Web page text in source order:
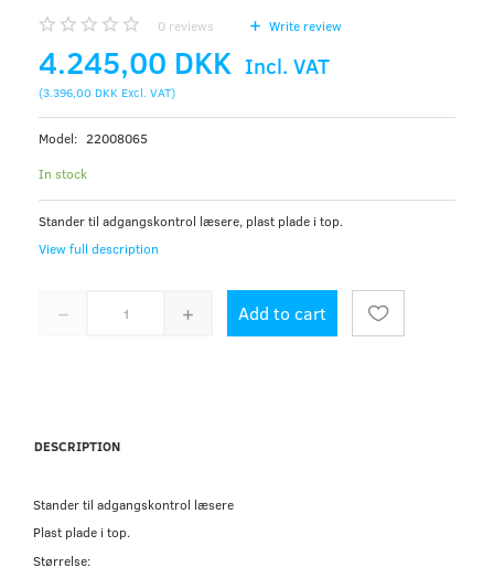
0 reviews Write review
4.245,00 DKK Incl. VAT
(3.396,00 DKK Excl. VAT)
Model: 22008065
In stock
Stander til adgangskontrol læsere, plast plade i top.
View full description
Add to cart
DESCRIPTION
Stander til adgangskontrol læsere
Plast plade i top.
Størrelse: